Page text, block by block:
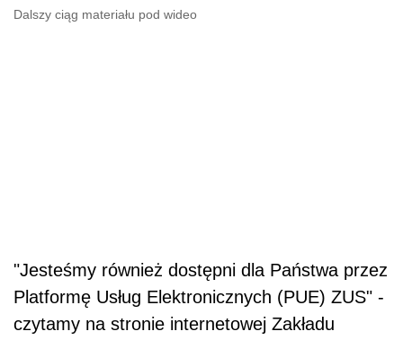
Dalszy ciąg materiału pod wideo
"Jesteśmy również dostępni dla Państwa przez
Platformę Usług Elektronicznych (PUE) ZUS" -
czytamy na stronie internetowej Zakładu